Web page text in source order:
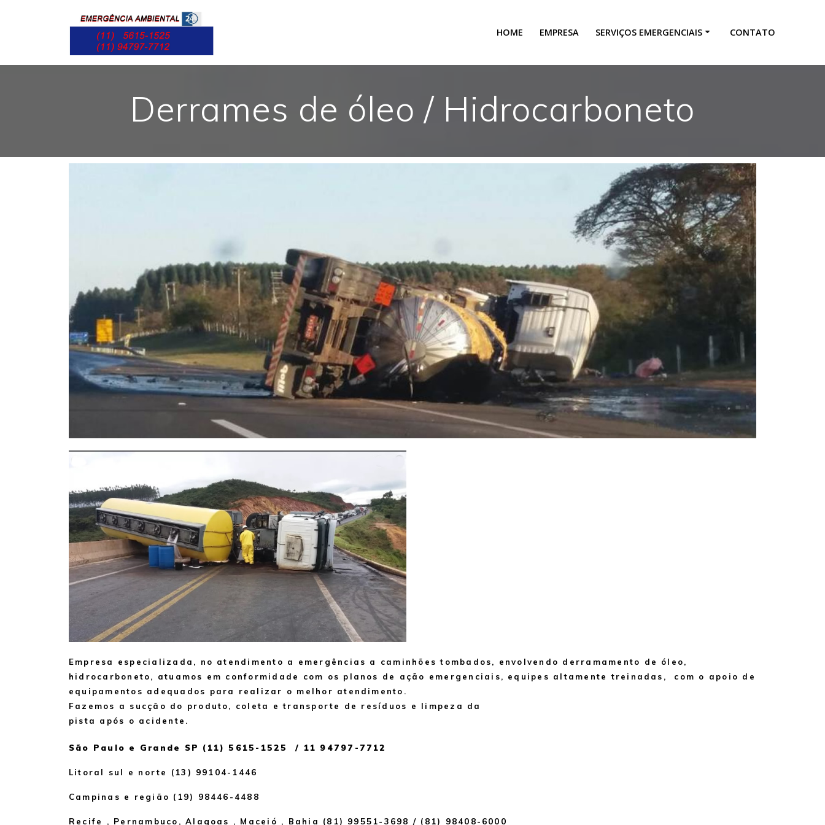
HOME EMPRESA SERVIÇOS EMERGENCIAIS CONTATO
Derrames de óleo / Hidrocarboneto
Empresa especializada, no atendimento a emergências a caminhões tombados, envolvendo derramamento de óleo,
hidrocarboneto, atuamos em conformidade com os planos de ação emergenciais, equipes altamente treinadas, com o apoio de
equipamentos adequados para realizar o melhor atendimento.
Fazemos a sucção do produto, coleta e transporte de resíduos e limpeza da
pista após o acidente.
São Paulo e Grande SP (11) 5615-1525 / 11 94797-7712
Litoral sul e norte (13) 99104-1446
Campinas e região (19) 98446-4488
Recife , Pernambuco, Alagoas , Maceió , Bahia (81) 99551-3698 / (81) 98408-6000